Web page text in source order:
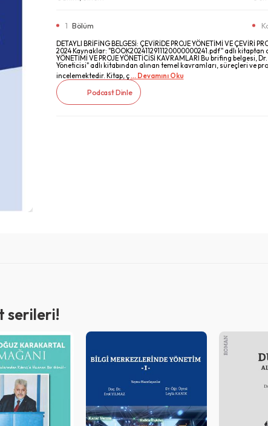
1 Bölüm
DETAYLI BRİFİNG BELGESİ: ÇEVİRİDE PROJE YÖNETİMİ VE ÇEVİRİ
2024 Kaynaklar: "BOOK2024112911120000000241.pdf" adlı kitaptan
YÖNETİMİ VE PROJE YÖNETİCİSİ KAVRAMLARI Bu brifing belgesi,
Yöneticisi" adlı kitabından alınan temel kavramları, süreçleri ve
incelemektedir. Kitap, ç ... Devamını Oku
Podcast Dinle
serileri!
Giriş
Vazgeç
Vazgeç
QR Code taraması başarılı.
Sistemi kurumu ile kullanıyorsunuz.